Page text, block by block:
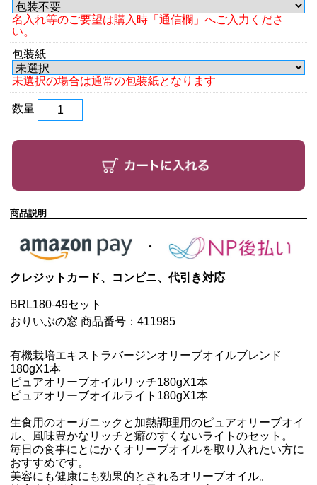
名入れ等のご要望は購入時「通信欄」へご入力くださ
い。
包装紙
未選択の場合は通常の包装紙となります
数量
商品説明
クレジットカード、コンビニ、代引き対応
BRL180-49セット
おりいぶの窓 商品番号：411985
有機栽培エキストラバージンオリーブオイルブレンド
180gX1本
ピュアオリーブオイルリッチ180gX1本
ピュアオリーブオイルライト180gX1本
生食用のオーガニックと加熱調理用のピュアオリーブオイ
ル、風味豊かなリッチと癖のすくないライトのセット。
毎日の食事にとにかくオリーブオイルを取り入れたい方に
おすすめです。
美容にも健康にも効果的とされるオリーブオイル。